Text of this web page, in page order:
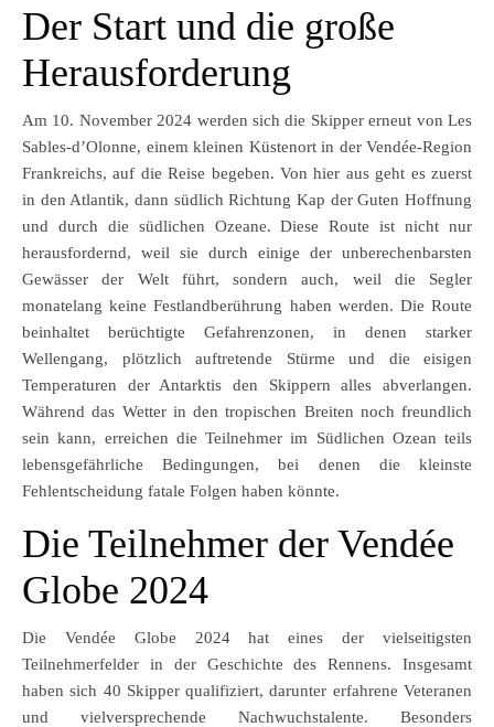
Der Start und die große
Herausforderung
Am 10. November 2024 werden sich die Skipper erneut von Les
Sables-d’Olonne, einem kleinen Küstenort in der Vendée-Region
Frankreichs, auf die Reise begeben. Von hier aus geht es zuerst
in den Atlantik, dann südlich Richtung Kap der Guten Hoffnung
und durch die südlichen Ozeane. Diese Route ist nicht nur
herausfordernd, weil sie durch einige der unberechenbarsten
Gewässer der Welt führt, sondern auch, weil die Segler
monatelang keine Festlandberührung haben werden. Die Route
beinhaltet berüchtigte Gefahrenzonen, in denen starker
Wellengang, plötzlich auftretende Stürme und die eisigen
Temperaturen der Antarktis den Skippern alles abverlangen.
Während das Wetter in den tropischen Breiten noch freundlich
sein kann, erreichen die Teilnehmer im Südlichen Ozean teils
lebensgefährliche Bedingungen, bei denen die kleinste
Fehlentscheidung fatale Folgen haben könnte.
Die Teilnehmer der Vendée
Globe 2024
Die Vendée Globe 2024 hat eines der vielseitigsten
Teilnehmerfelder in der Geschichte des Rennens. Insgesamt
haben sich 40 Skipper qualifiziert, darunter erfahrene Veteranen
und vielversprechende Nachwuchstalente. Besonders